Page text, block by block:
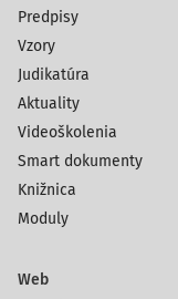
Predpisy
Vzory
Judikatúra
Aktuality
Videoškolenia
Smart dokumenty
Knižnica
Moduly
Web